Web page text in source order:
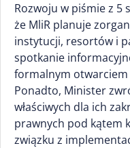
Rozwoju w piśmie z 5
że MliR planuje
instytucji, resortów i
spotkanie
formalnym
Ponadto, Minister
właściwych dla ich
prawnych pod kątem
związku z